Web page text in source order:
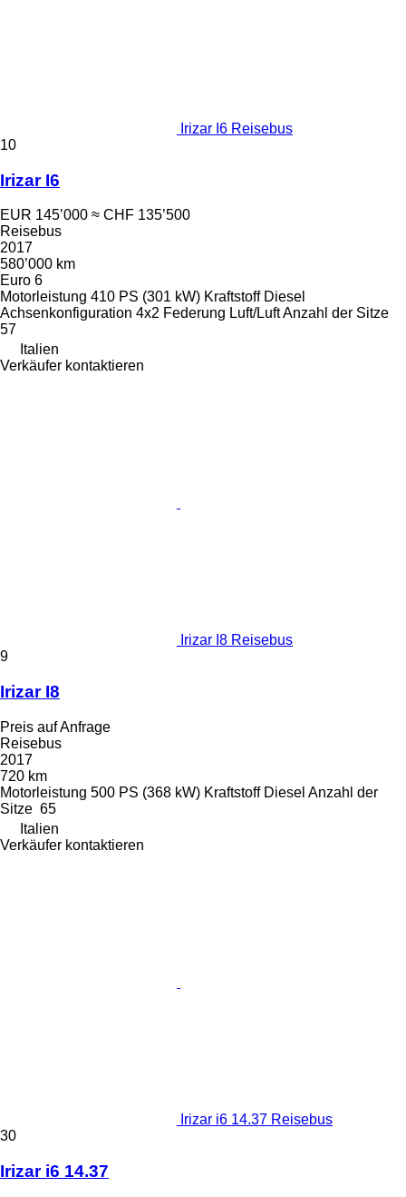
Irizar I6 Reisebus
10
Irizar I6
EUR 145’000 ≈ CHF 135’500
Reisebus
2017
580’000 km
Euro 6
Motorleistung 410 PS (301 kW) Kraftstoff Diesel
Achsenkonfiguration 4x2 Federung Luft/LuftAnzahl der Sitze
57
Italien
Verkäufer kontaktieren
Irizar I8 Reisebus
9
Irizar I8
Preis auf Anfrage
Reisebus
2017
720 km
Motorleistung 500 PS (368 kW) Kraftstoff Diesel Anzahl der
Sitze 65
Italien
Verkäufer kontaktieren
Irizar i6 14.37 Reisebus
30
Irizar i6 14.37